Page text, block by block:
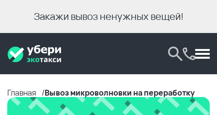
Закажи вывоз ненужных вещей!
Главная Вывоз микроволновки на переработку